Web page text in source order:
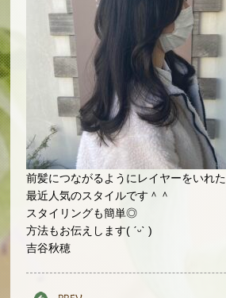
前髪につながるようにレイヤーをいれた
最近人気のスタイルです＾＾
スタイリングも簡単◎
方法もお伝えします( ˊᵕˋ )
吉谷秋穂